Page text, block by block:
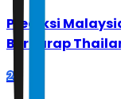
Prediksi
Berharap
2